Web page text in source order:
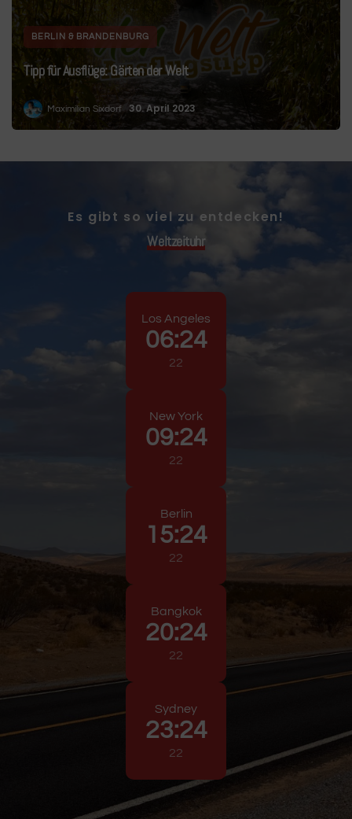
BERLIN & BRANDENBURG
Tipp für Ausflüge: Gärten der Welt
Maximilian Sixdorf 30. April 2023
Es gibt so viel zu entdecken!
Weltzeituhr
Los Angeles
06:24
23
New York
09:24
23
Berlin
15:24
23
Bangkok
20:24
23
Sydney
23:24
23